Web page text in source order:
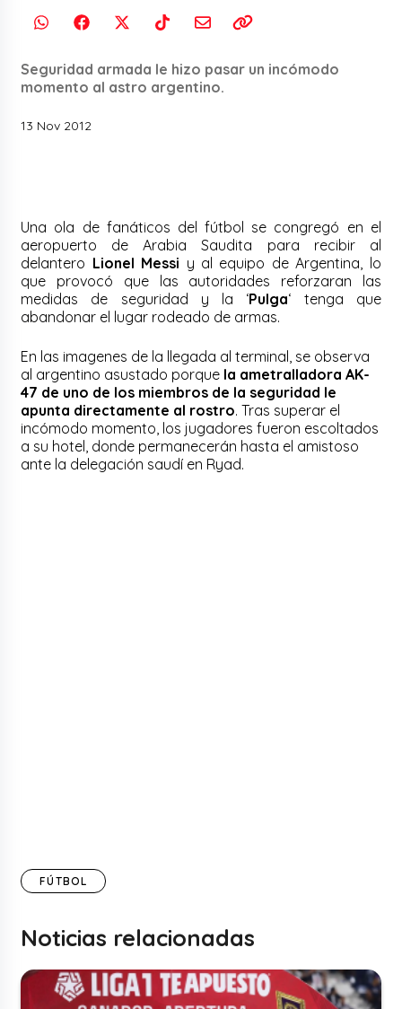
Seguridad armada le hizo pasar un incómodo
momento al astro argentino.
13 Nov 2012
Una ola de fanáticos del fútbol se congregó en el
aeropuerto de Arabia Saudita para recibir al
delantero Lionel Messi y al equipo de Argentina, lo
que provocó que las autoridades reforzaran las
medidas de seguridad y la ‘Pulga‘ tenga que
abandonar el lugar rodeado de armas.
En las imagenes de la llegada al terminal, se observa
al argentino asustado porque la ametralladora AK-
47 de uno de los miembros de la seguridad le
apunta directamente al rostro. Tras superar el
incómodo momento, los jugadores fueron escoltados
a su hotel, donde permanecerán hasta el amistoso
ante la delegación saudí en Ryad.
FÚTBOL
Noticias relacionadas